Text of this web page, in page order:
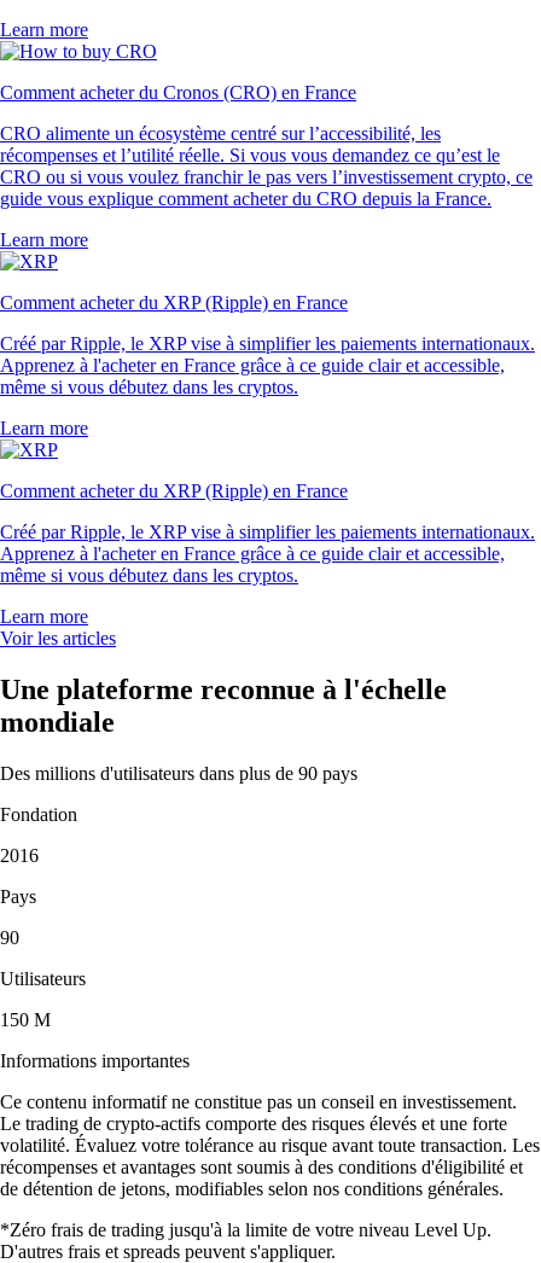
Learn more
Comment acheter du Cronos (CRO) en France
CRO alimente un écosystème centré sur l’accessibilité, les
récompenses et l’utilité réelle. Si vous vous demandez ce qu’est le
CRO ou si vous voulez franchir le pas vers l’investissement crypto, ce
guide vous explique comment acheter du CRO depuis la France.
Learn more
Comment acheter du XRP (Ripple) en France
Créé par Ripple, le XRP vise à simplifier les paiements internationaux.
Apprenez à l'acheter en France grâce à ce guide clair et accessible,
même si vous débutez dans les cryptos.
Learn more
Comment acheter du XRP (Ripple) en France
Créé par Ripple, le XRP vise à simplifier les paiements internationaux.
Apprenez à l'acheter en France grâce à ce guide clair et accessible,
même si vous débutez dans les cryptos.
Learn more
Voir les articles
Une plateforme reconnue à l'échelle
mondiale
Des millions d'utilisateurs dans plus de 90 pays
Fondation
2016
Pays
90
Utilisateurs
150 M
Informations importantes
Ce contenu informatif ne constitue pas un conseil en investissement.
Le trading de crypto-actifs comporte des risques élevés et une forte
volatilité. Évaluez votre tolérance au risque avant toute transaction. Les
récompenses et avantages sont soumis à des conditions d'éligibilité et
de détention de jetons, modifiables selon nos conditions générales.
*Zéro frais de trading jusqu'à la limite de votre niveau Level Up.
D'autres frais et spreads peuvent s'appliquer.